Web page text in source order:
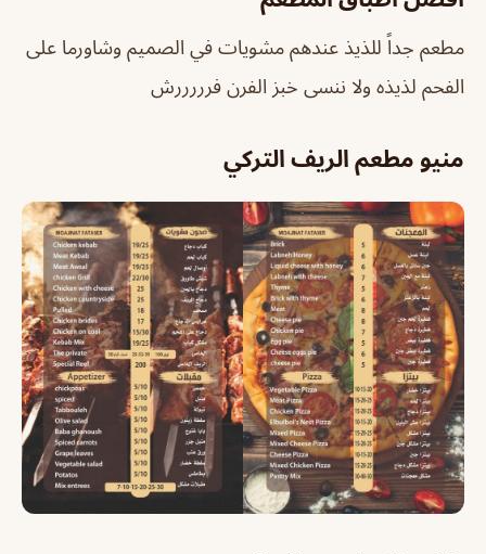
مطعم جداً للذيذ عندهم مشويات في الصميم وشاورما على
الفحم لذيذه ولا ننسى خبز الفرن فرررررش
منيو مطعم الريف التركي